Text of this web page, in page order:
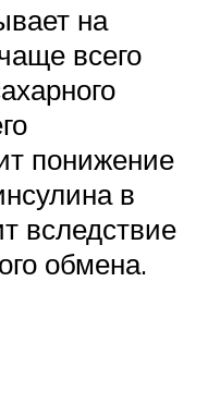
на
всего
понижение
в
вследствие
обмена.